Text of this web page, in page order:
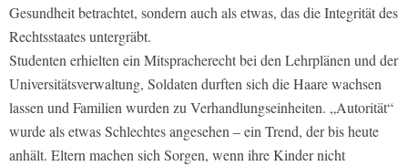
Gesundheit betrachtet, sondern auch als etwas, das die Integrität des
Rechtsstaates untergräbt.
Studenten erhielten ein Mitspracherecht bei den Lehrplänen und der
Universitätsverwaltung, Soldaten durften sich die Haare wachsen
lassen und Familien wurden zu Verhandlungseinheiten. „Autorität“
wurde als etwas Schlechtes angesehen – ein Trend, der bis heute
anhält. Eltern machen sich Sorgen, wenn ihre Kinder nicht